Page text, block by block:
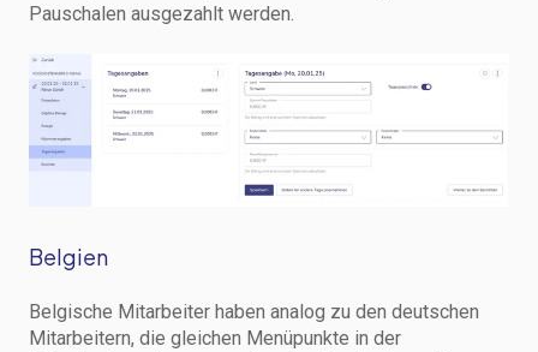
Pauschalen ausgezahlt werden.
Belgien
Belgische Mitarbeiter haben analog zu den deutschen
Mitarbeitern, die gleichen Menüpunkte in der